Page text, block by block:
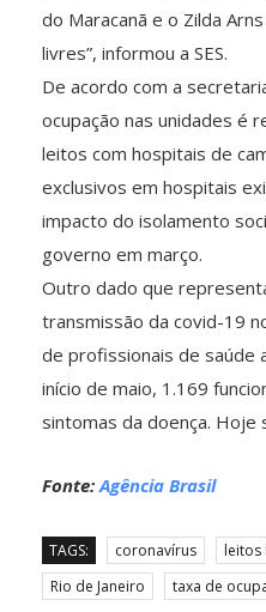
do Maracanã e o Zilda
livres”, informou a SES.
De acordo com a
ocupação nas unidades é
leitos com hospitais de
exclusivos em hospitais
impacto do isolamento
governo em março.
Outro dado que
transmissão da covid-19
de profissionais de saúde
início de maio, 1.169
sintomas da doença. Hoje
Fonte:Agência Brasil
TAGS: coronavírus leitos
Rio de Janeiro
taxa de